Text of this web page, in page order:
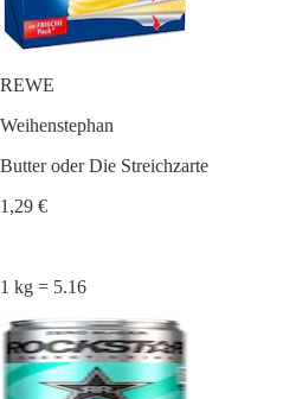
REWE
Weihenstephan
Butter oder Die Streichzarte
1,29 €
1 kg = 5.16